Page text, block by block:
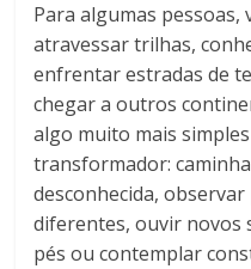
Para algumas
atravessar trilhas,
enfrentar estradas de
chegar a outros
algo muito mais
transformador:
desconhecida,
diferentes, ouvir novos
pés ou contemplar